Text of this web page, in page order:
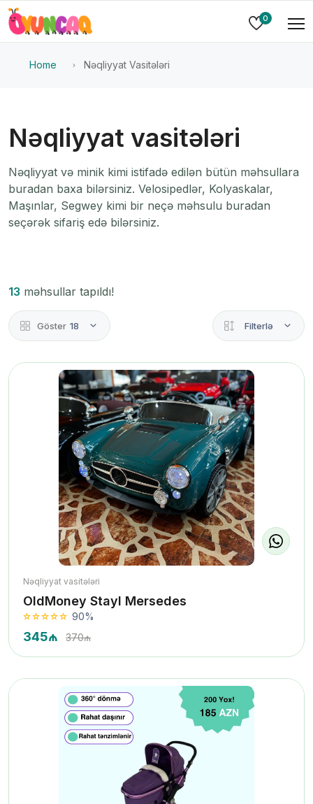
0
Home Nəqliyyat Vasitələri
Nəqliyyat vasitələri
Nəqliyyat və minik kimi istifadə edilən bütün məhsullara
buradan baxa bilərsiniz. Velosipedlər, Kolyaskalar,
Maşınlar, Segwey kimi bir neçə məhsulu buradan
seçərək sifariş edə bilərsiniz.
13 məhsullar tapıldı!
Göster 18 Filterlə
Nəqliyyat vasitələri
OldMoney Stayl Mersedes
90%
345₼ 370₼